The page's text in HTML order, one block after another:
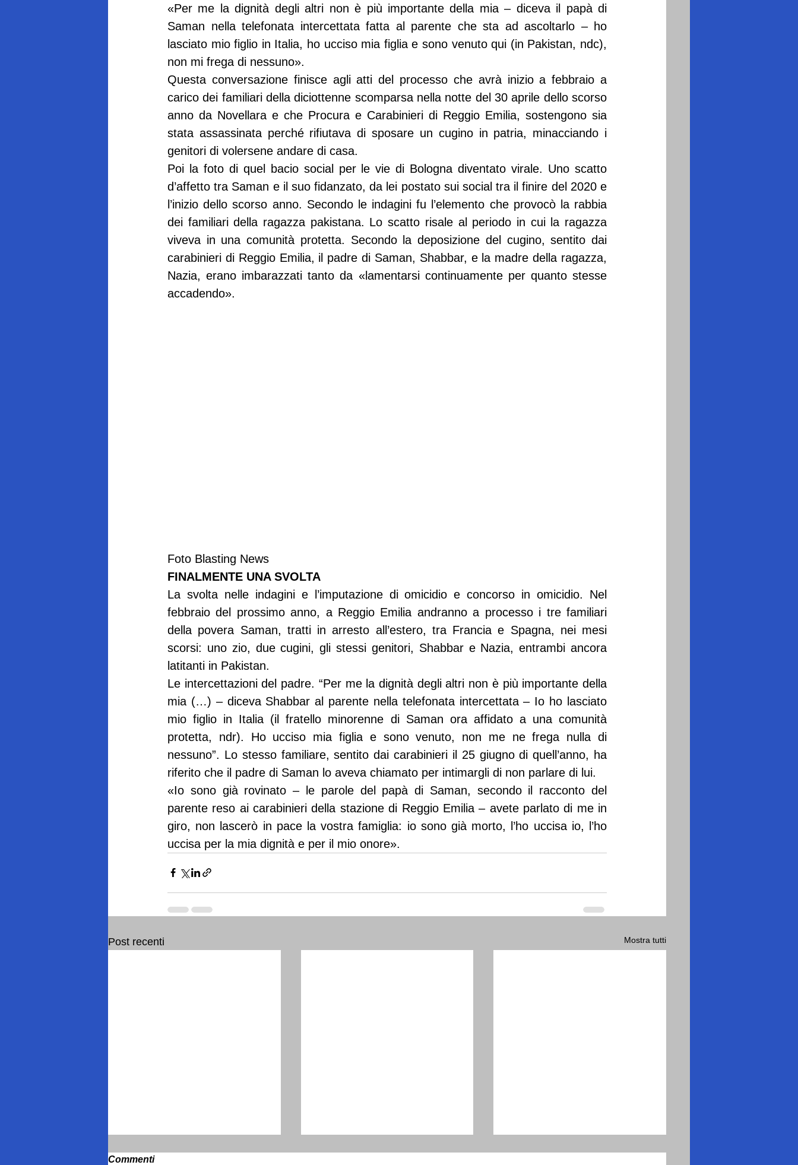
«Per me la dignità degli altri non è più importante della mia – diceva il papà di
Saman nella telefonata intercettata fatta al parente che sta ad ascoltarlo – ho
lasciato mio figlio in Italia, ho ucciso mia figlia e sono venuto qui (in Pakistan, ndc),
non mi frega di nessuno».
Questa conversazione finisce agli atti del processo che avrà inizio a febbraio a
carico dei familiari della diciottenne scomparsa nella notte del 30 aprile dello scorso
anno da Novellara e che Procura e Carabinieri di Reggio Emilia, sostengono sia
stata assassinata perché rifiutava di sposare un cugino in patria, minacciando i
genitori di volersene andare di casa.
Poi la foto di quel bacio social per le vie di Bologna diventato virale. Uno scatto
d’affetto tra Saman e il suo fidanzato, da lei postato sui social tra il finire del 2020 e
l’inizio dello scorso anno. Secondo le indagini fu l’elemento che provocò la rabbia
dei familiari della ragazza pakistana. Lo scatto risale al periodo in cui la ragazza
viveva in una comunità protetta. Secondo la deposizione del cugino, sentito dai
carabinieri di Reggio Emilia, il padre di Saman, Shabbar, e la madre della ragazza,
Nazia, erano imbarazzati tanto da «lamentarsi continuamente per quanto stesse
accadendo».
Foto Blasting News
FINALMENTE UNA SVOLTA
La svolta nelle indagini e l’imputazione di omicidio e concorso in omicidio. Nel
febbraio del prossimo anno, a Reggio Emilia andranno a processo i tre familiari
della povera Saman, tratti in arresto all’estero, tra Francia e Spagna, nei mesi
scorsi: uno zio, due cugini, gli stessi genitori, Shabbar e Nazia, entrambi ancora
latitanti in Pakistan.
Le intercettazioni del padre. “Per me la dignità degli altri non è più importante della
mia (…) – diceva Shabbar al parente nella telefonata intercettata – Io ho lasciato
mio figlio in Italia (il fratello minorenne di Saman ora affidato a una comunità
protetta, ndr). Ho ucciso mia figlia e sono venuto, non me ne frega nulla di
nessuno”. Lo stesso familiare, sentito dai carabinieri il 25 giugno di quell’anno, ha
riferito che il padre di Saman lo aveva chiamato per intimargli di non parlare di lui.
«Io sono già rovinato – le parole del papà di Saman, secondo il racconto del
parente reso ai carabinieri della stazione di Reggio Emilia – avete parlato di me in
giro, non lascerò in pace la vostra famiglia: io sono già morto, l’ho uccisa io, l’ho
uccisa per la mia dignità e per il mio onore».
Post recenti Mostra tutti
Commenti